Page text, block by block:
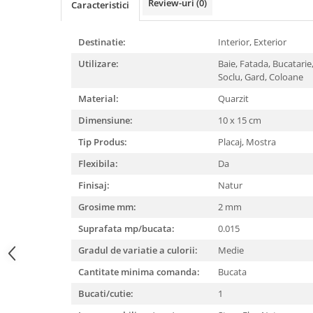
Caracteristici Review-uri (0)
Destinatie: Interior, Exterior
Utilizare:
Baie, Fatada, Bucatarie,
Soclu,Gard,Coloane
Material:
Quarzit
Dimensiune:
10 x 15 cm
Tip Produs:
Placaj, Mostra
Flexibila:
Da
Finisaj:
Natur
Grosime mm:
2 mm
Suprafata mp/bucata:
0.015
Gradul de variatie a culorii:
Medie
Cantitate minima comanda:
Bucata
Bucati/cutie:
1